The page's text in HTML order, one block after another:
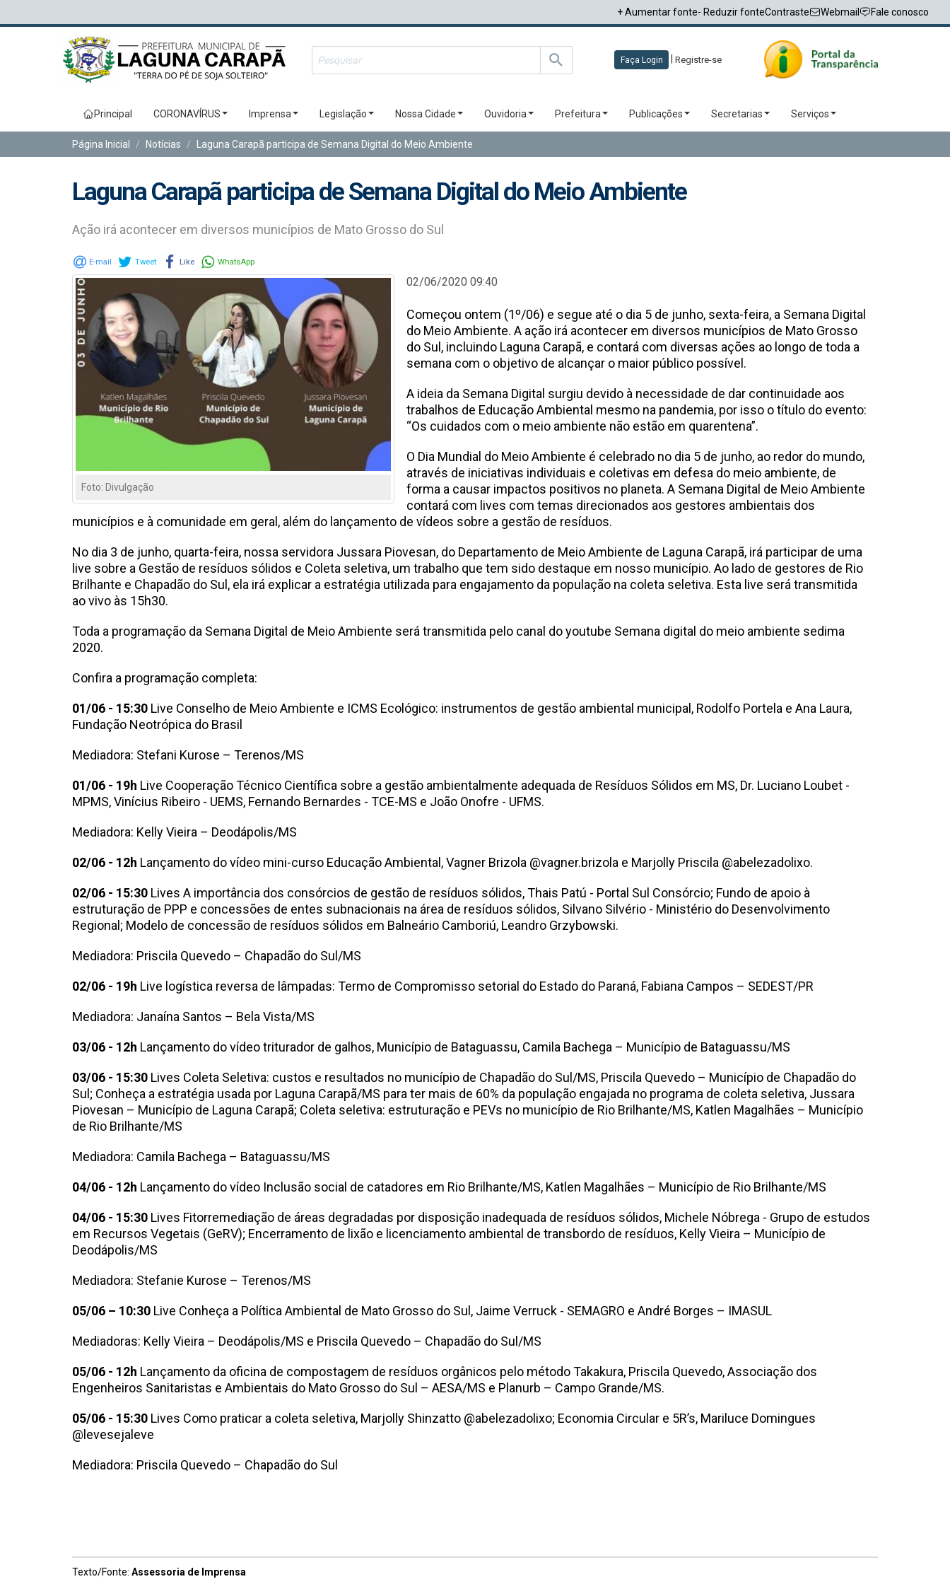
+ Aumentar fonte- Reduzir fonteContraste Webmail Fale conosco
Faça Login Registre-se
Principal CORONAVÍRUS Imprensa Legislação Nossa Cidade Ouvidoria Prefeitura Publicações Secretarias Serviços
Página Inicial Notícias Laguna Carapã participa de Semana Digital do Meio Ambiente
Laguna Carapã participa de Semana Digital do Meio Ambiente
Ação irá acontecer em diversos municípios de Mato Grosso do Sul
E-mail Tweet Like WhatsApp
Foto: Divulgação
02/06/2020 09:40
Começou ontem (1º/06) e segue até o dia 5 de junho, sexta-feira, a Semana Digital
do Meio Ambiente. A ação irá acontecer em diversos municípios de Mato Grosso
do Sul, incluindo Laguna Carapã, e contará com diversas ações ao longo de toda a
semana com o objetivo de alcançar o maior público possível.
A ideia da Semana Digital surgiu devido à necessidade de dar continuidade aos
trabalhos de Educação Ambiental mesmo na pandemia, por isso o título do evento:
“Os cuidados com o meio ambiente não estão em quarentena”.
O Dia Mundial do Meio Ambiente é celebrado no dia 5 de junho, ao redor do mundo,
através de iniciativas individuais e coletivas em defesa do meio ambiente, de
forma a causar impactos positivos no planeta. A Semana Digital de Meio Ambiente
contará com lives com temas direcionados aos gestores ambientais dos
municípios e à comunidade em geral, além do lançamento de vídeos sobre a gestão de resíduos.
No dia 3 de junho, quarta-feira, nossa servidora Jussara Piovesan, do Departamento de Meio Ambiente de Laguna Carapã, irá participar de uma
live sobre a Gestão de resíduos sólidos e Coleta seletiva, um trabalho que tem sido destaque em nosso município. Ao lado de gestores de Rio
Brilhante e Chapadão do Sul, ela irá explicar a estratégia utilizada para engajamento da população na coleta seletiva. Esta live será transmitida
ao vivo às 15h30.
Toda a programação da Semana Digital de Meio Ambiente será transmitida pelo canal do youtube Semana digital do meio ambiente sedima
2020.
Confira a programação completa:
01/06 - 15:30 Live Conselho de Meio Ambiente e ICMS Ecológico: instrumentos de gestão ambiental municipal, Rodolfo Portela e Ana Laura,
Fundação Neotrópica do Brasil
Mediadora: Stefani Kurose – Terenos/MS
01/06 - 19h Live Cooperação Técnico Científica sobre a gestão ambientalmente adequada de Resíduos Sólidos em MS, Dr. Luciano Loubet -
MPMS, Vinícius Ribeiro - UEMS, Fernando Bernardes - TCE-MS e João Onofre - UFMS.
Mediadora: Kelly Vieira – Deodápolis/MS
02/06 - 12h Lançamento do vídeo mini-curso Educação Ambiental, Vagner Brizola @vagner.brizola e Marjolly Priscila @abelezadolixo.
02/06 - 15:30 Lives A importância dos consórcios de gestão de resíduos sólidos, Thais Patú - Portal Sul Consórcio; Fundo de apoio à
estruturação de PPP e concessões de entes subnacionais na área de resíduos sólidos, Silvano Silvério - Ministério do Desenvolvimento
Regional; Modelo de concessão de resíduos sólidos em Balneário Camboriú, Leandro Grzybowski.
Mediadora: Priscila Quevedo – Chapadão do Sul/MS
02/06 - 19h Live logística reversa de lâmpadas: Termo de Compromisso setorial do Estado do Paraná, Fabiana Campos – SEDEST/PR
Mediadora: Janaína Santos – Bela Vista/MS
03/06 - 12h Lançamento do vídeo triturador de galhos, Município de Bataguassu, Camila Bachega – Município de Bataguassu/MS
03/06 - 15:30 Lives Coleta Seletiva: custos e resultados no município de Chapadão do Sul/MS, Priscila Quevedo – Município de Chapadão do
Sul; Conheça a estratégia usada por Laguna Carapã/MS para ter mais de 60% da população engajada no programa de coleta seletiva, Jussara
Piovesan – Município de Laguna Carapã; Coleta seletiva: estruturação e PEVs no município de Rio Brilhante/MS, Katlen Magalhães – Município
de Rio Brilhante/MS
Mediadora: Camila Bachega – Bataguassu/MS
04/06 - 12h Lançamento do vídeo Inclusão social de catadores em Rio Brilhante/MS, Katlen Magalhães – Município de Rio Brilhante/MS
04/06 - 15:30 Lives Fitorremediação de áreas degradadas por disposição inadequada de resíduos sólidos, Michele Nóbrega - Grupo de estudos
em Recursos Vegetais (GeRV); Encerramento de lixão e licenciamento ambiental de transbordo de resíduos, Kelly Vieira – Município de
Deodápolis/MS
Mediadora: Stefanie Kurose – Terenos/MS
05/06 – 10:30 Live Conheça a Política Ambiental de Mato Grosso do Sul, Jaime Verruck - SEMAGRO e André Borges – IMASUL
Mediadoras: Kelly Vieira – Deodápolis/MS e Priscila Quevedo – Chapadão do Sul/MS
05/06 - 12h Lançamento da oficina de compostagem de resíduos orgânicos pelo método Takakura, Priscila Quevedo, Associação dos
Engenheiros Sanitaristas e Ambientais do Mato Grosso do Sul – AESA/MS e Planurb – Campo Grande/MS.
05/06 - 15:30 Lives Como praticar a coleta seletiva, Marjolly Shinzatto @abelezadolixo; Economia Circular e 5R’s, Mariluce Domingues
@levesejaleve
Mediadora: Priscila Quevedo – Chapadão do Sul
Texto/Fonte: Assessoria de Imprensa